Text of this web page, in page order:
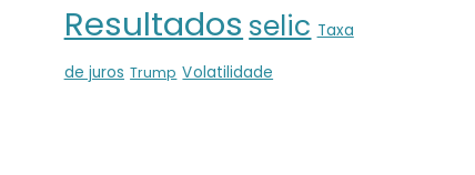
Resultados selic Taxa
de juros Trump Volatilidade